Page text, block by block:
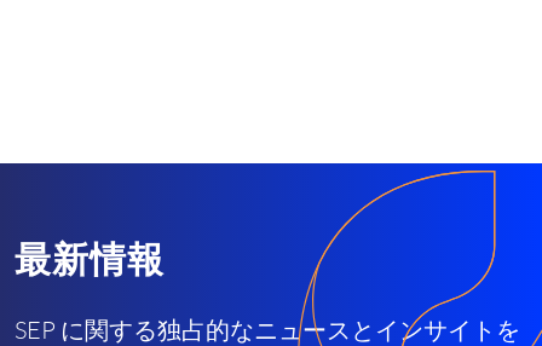
最新情報
SEP に関する独占的なニュースとインサイトを